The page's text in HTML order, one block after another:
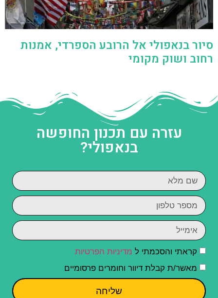
סיור בנאפולי אל הרובע הספרדי, אמנות
רחוב ושוק מקומי
עזרה עם תכנון החופשה
בנאפולי?
קראתי והסכמתי ל מדיניות הפרטיות
מאשר/ת קבלת דיוור וחומרים פרסומיים
שליחה